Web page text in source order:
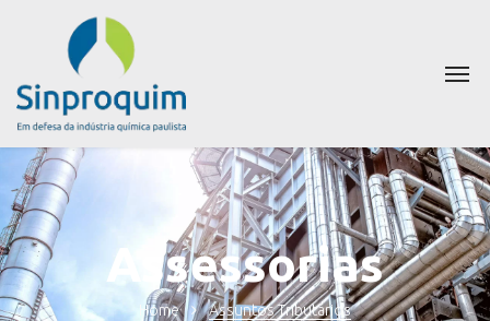
Assessorias
Home Assuntos Tributários